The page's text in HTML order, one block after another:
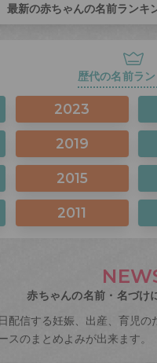
最新の赤ちゃんの名前ランキ
歴代の名前ラ
2023
2019
2015
2011
赤ちゃんの名前・名づけ
配信する妊娠、出産、育児
スのまとめよみが出来ます。